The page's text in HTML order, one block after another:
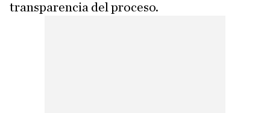
transparencia del proceso.